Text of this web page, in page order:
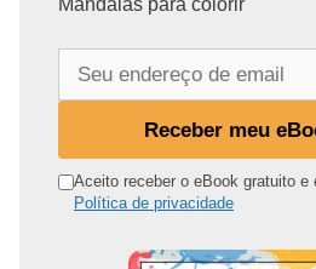
Mandalas para colorir
n
Receber meu
Aceito receber o eBook gratuito e
Política de privacidade